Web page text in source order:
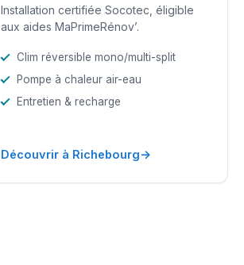
Installation certifiée Socotec, éligible
aux aides MaPrimeRénov’.
Clim réversible mono/multi-split
Pompe à chaleur air-eau
Entretien & recharge
Découvrir à Richebourg→